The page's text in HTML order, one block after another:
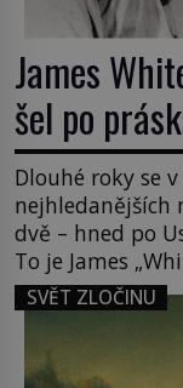
James
šel po
Dlouhé roky se
nejhledanějších
dvě – hned po
To je James
spoluúčasti na
samozřejmě,
který neváhá
zatímco […]
SVĚT ZLOČINU